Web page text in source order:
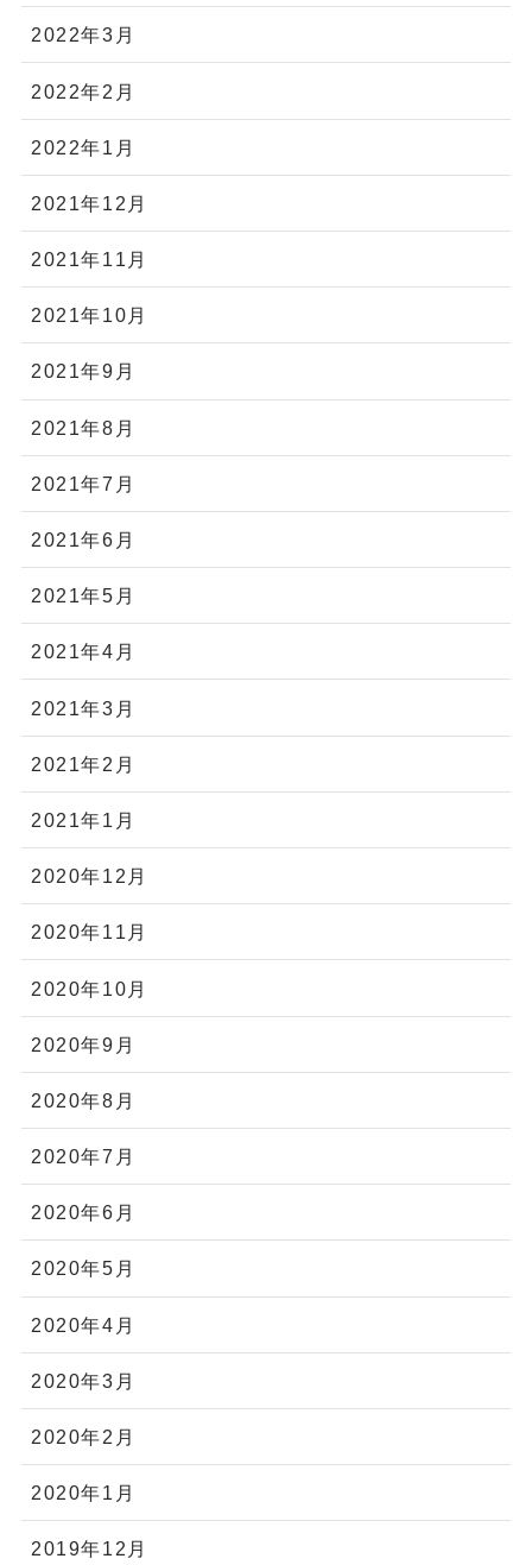
2022年3月
2022年2月
2022年1月
2021年12月
2021年11月
2021年10月
2021年9月
2021年8月
2021年7月
2021年6月
2021年5月
2021年4月
2021年3月
2021年2月
2021年1月
2020年12月
2020年11月
2020年10月
2020年9月
2020年8月
2020年7月
2020年6月
2020年5月
2020年4月
2020年3月
2020年2月
2020年1月
2019年12月